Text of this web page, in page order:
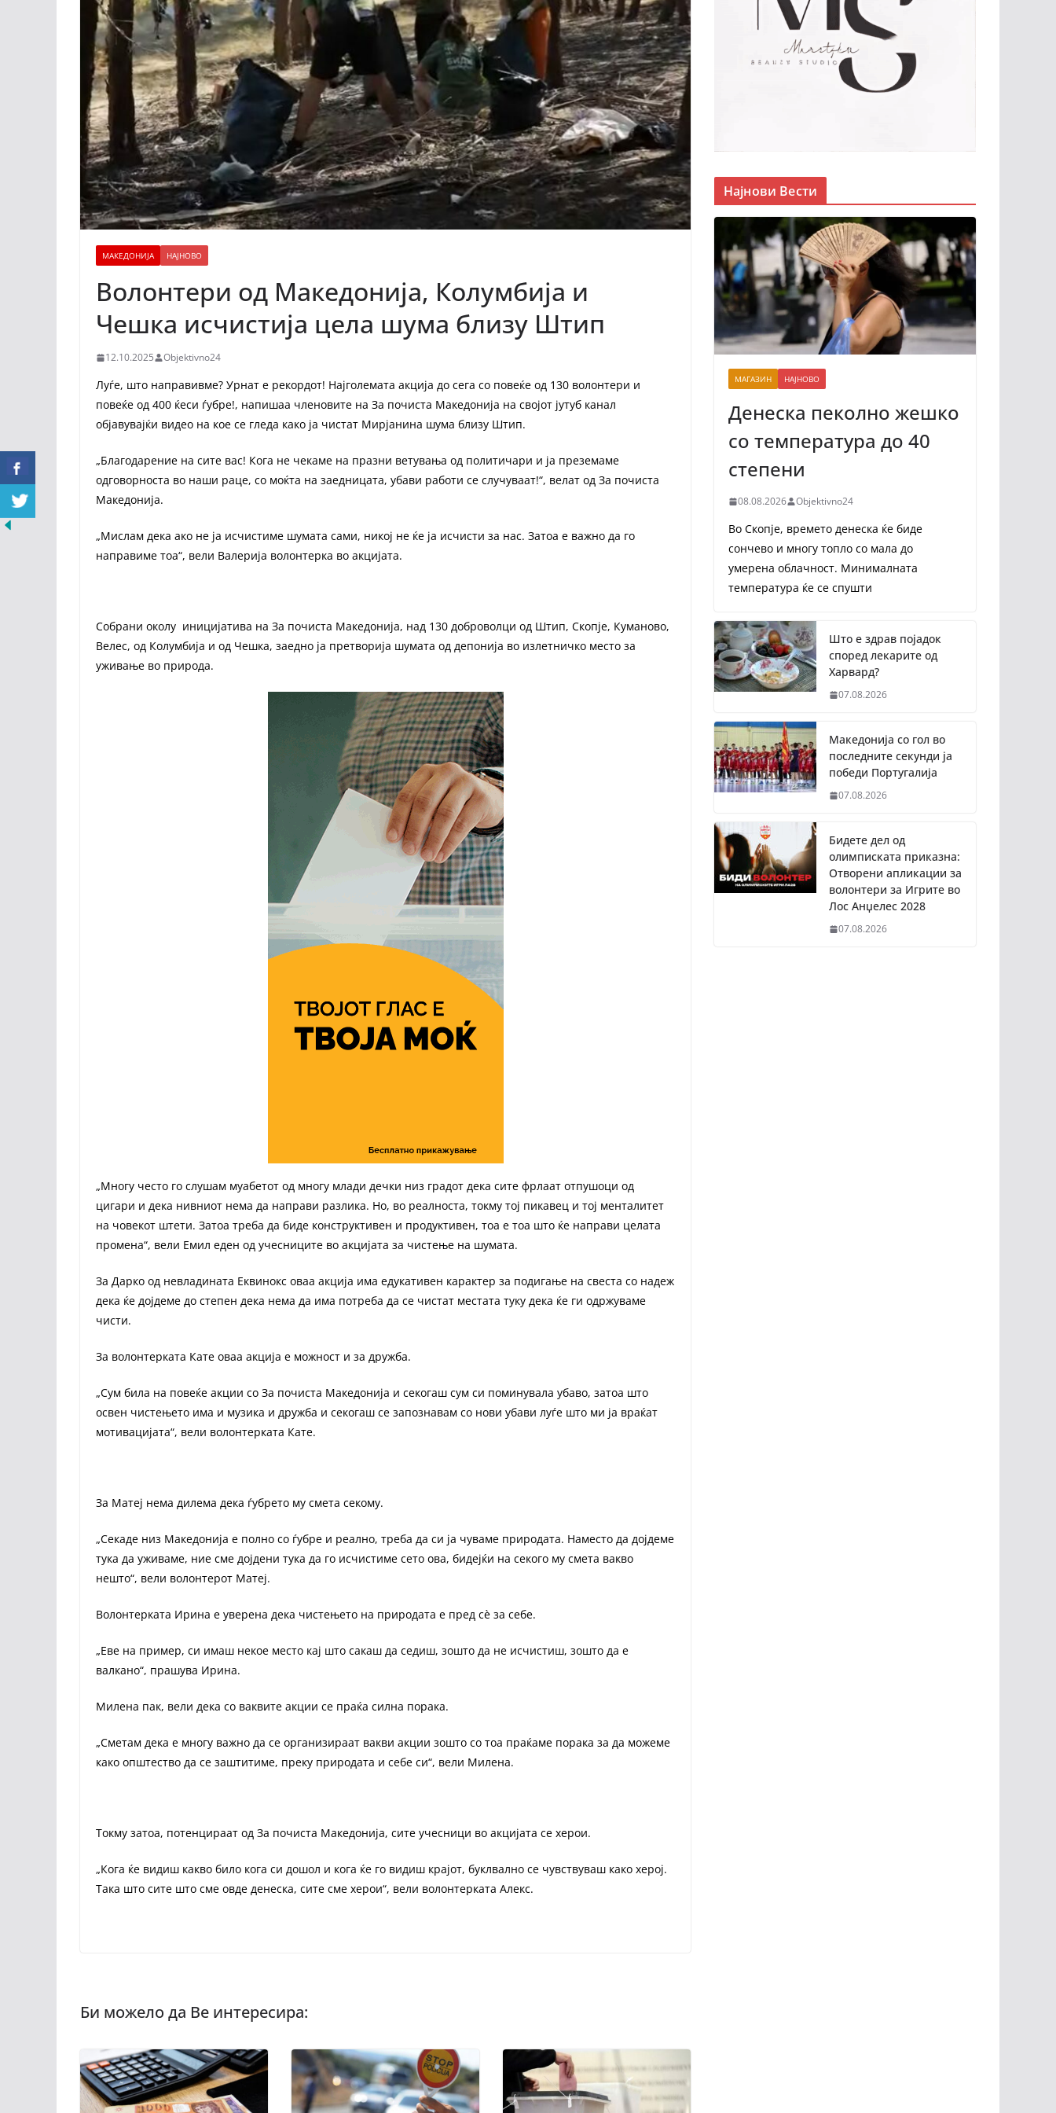
МАКЕДОНИЈА НАЈНОВО
Волонтери од Македонија, Колумбија и
Чешка исчистија цела шума близу Штип
12.10.2025 Objektivno24
Луѓе, што направивме? Урнат е рекордот! Најголемата акција до сега со повеќе од 130 волонтери и
повеќе од 400 ќеси ѓубре!, напишаа членовите на За почиста Македонија на својот јутуб канал
објавувајќи видео на кое се гледа како ја чистат Мирјанина шума близу Штип.
„Благодарение на сите вас! Кога не чекаме на празни ветувања од политичари и ја преземаме
одговорноста во наши раце, со моќта на заедницата, убави работи се случуваат!“, велат од За почиста
Македонија.
„Мислам дека ако не ја исчистиме шумата сами, никој не ќе ја исчисти за нас. Затоа е важно да го
направиме тоа“, вели Валерија волонтерка во акцијата.
Собрани околу иницијатива на За почиста Македонија, над 130 доброволци од Штип, Скопје, Куманово,
Велес, од Колумбија и од Чешка, заедно ја претворија шумата од депонија во излетничко место за
уживање во природа.
„Многу често го слушам муабетот од многу млади дечки низ градот дека сите фрлаат отпушоци од
цигари и дека нивниот нема да направи разлика. Но, во реалноста, токму тој пикавец и тој менталитет
на човекот штети. Затоа треба да биде конструктивен и продуктивен, тоа е тоа што ќе направи целата
промена“, вели Емил еден од учесниците во акцијата за чистење на шумата.
За Дарко од невладината Еквинокс оваа акција има едукативен карактер за подигање на свеста со надеж
дека ќе дојдеме до степен дека нема да има потреба да се чистат местата туку дека ќе ги одржуваме
чисти.
За волонтерката Кате оваа акција е можност и за дружба.
„Сум била на повеќе акции со За почиста Македонија и секогаш сум си поминувала убаво, затоа што
освен чистењето има и музика и дружба и секогаш се запознавам со нови убави луѓе што ми ја враќат
мотивацијата“, вели волонтерката Кате.
За Матеј нема дилема дека ѓубрето му смета секому.
„Секаде низ Македонија е полно со ѓубре и реално, треба да си ја чуваме природата. Наместо да дојдеме
тука да уживаме, ние сме дојдени тука да го исчистиме сето ова, бидејќи на секого му смета вакво
нешто“, вели волонтерот Матеј.
Волонтерката Ирина е уверена дека чистењето на природата е пред сѐ за себе.
„Еве на пример, си имаш некое место кај што сакаш да седиш, зошто да не исчистиш, зошто да е
валкано“, прашува Ирина.
Милена пак, вели дека со ваквите акции се праќа силна порака.
„Сметам дека е многу важно да се организираат вакви акции зошто со тоа праќаме порака за да можеме
како општество да се заштитиме, преку природата и себе си“, вели Милена.
Токму затоа, потенцираат од За почиста Македонија, сите учесници во акцијата се херои.
„Кога ќе видиш какво било кога си дошол и кога ќе го видиш крајот, буклвално се чувствуваш како херој.
Така што сите што сме овде денеска, сите сме херои“, вели волонтерката Алекс.
Најнови Вести
МАГАЗИН НАЈНОВО
Денеска пеколно жешко
со температура до 40
степени
08.08.2026 Objektivno24
Во Скопје, времето денеска ќе биде
сончево и многу топло со мала до
умерена облачност. Минималната
температура ќе се спушти
Што е здрав појадок
според лекарите од
Харвард?
07.08.2026
Македонија со гол во
последните секунди ја
победи Португалија
07.08.2026
Бидете дел од
олимписката приказна:
Отворени апликации за
волонтери за Игрите во
Лос Анџелес 2028
07.08.2026